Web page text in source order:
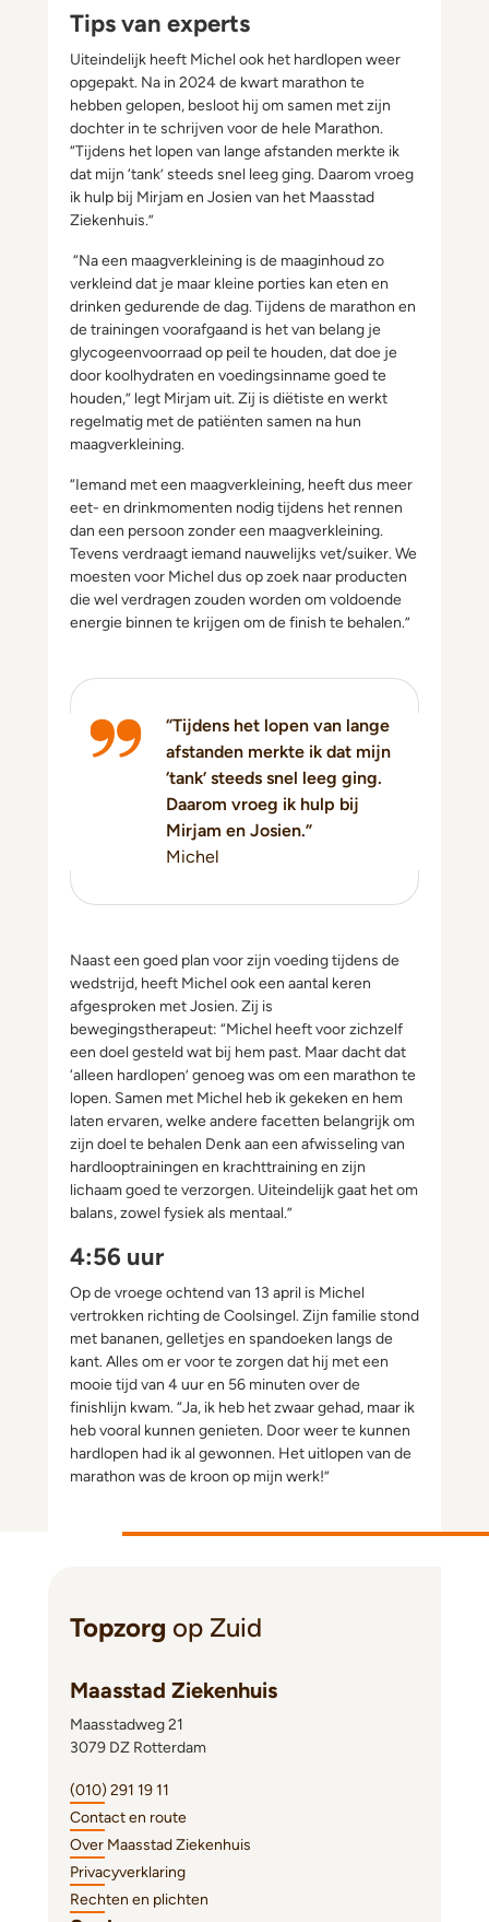
Tips van experts
Uiteindelijk heeft Michel ook het hardlopen weer
opgepakt. Na in 2024 de kwart marathon te
hebben gelopen, besloot hij om samen met zijn
dochter in te schrijven voor de hele Marathon.
“Tijdens het lopen van lange afstanden merkte ik
dat mijn ‘tank’ steeds snel leeg ging. Daarom vroeg
ik hulp bij Mirjam en Josien van het Maasstad
Ziekenhuis.”
“Na een maagverkleining is de maaginhoud zo
verkleind dat je maar kleine porties kan eten en
drinken gedurende de dag. Tijdens de marathon en
de trainingen voorafgaand is het van belang je
glycogeenvoorraad op peil te houden, dat doe je
door koolhydraten en voedingsinname goed te
houden,” legt Mirjam uit. Zij is diëtiste en werkt
regelmatig met de patiënten samen na hun
maagverkleining.
“Iemand met een maagverkleining, heeft dus meer
eet- en drinkmomenten nodig tijdens het rennen
dan een persoon zonder een maagverkleining.
Tevens verdraagt iemand nauwelijks vet/suiker. We
moesten voor Michel dus op zoek naar producten
die wel verdragen zouden worden om voldoende
energie binnen te krijgen om de finish te behalen.”
“Tijdens het lopen van lange
afstanden merkte ik dat mijn
‘tank’ steeds snel leeg ging.
Daarom vroeg ik hulp bij
Mirjam en Josien.”
Michel
Naast een goed plan voor zijn voeding tijdens de
wedstrijd, heeft Michel ook een aantal keren
afgesproken met Josien. Zij is
bewegingstherapeut: “Michel heeft voor zichzelf
een doel gesteld wat bij hem past. Maar dacht dat
‘alleen hardlopen’ genoeg was om een marathon te
lopen. Samen met Michel heb ik gekeken en hem
laten ervaren, welke andere facetten belangrijk om
zijn doel te behalen Denk aan een afwisseling van
hardlooptrainingen en krachttraining en zijn
lichaam goed te verzorgen. Uiteindelijk gaat het om
balans, zowel fysiek als mentaal.”
4:56 uur
Op de vroege ochtend van 13 april is Michel
vertrokken richting de Coolsingel. Zijn familie stond
met bananen, gelletjes en spandoeken langs de
kant. Alles om er voor te zorgen dat hij met een
mooie tijd van 4 uur en 56 minuten over de
finishlijn kwam. “Ja, ik heb het zwaar gehad, maar ik
heb vooral kunnen genieten. Door weer te kunnen
hardlopen had ik al gewonnen. Het uitlopen van de
marathon was de kroon op mijn werk!”
Topzorg op Zuid
Maasstad Ziekenhuis
Maasstadweg 21
3079 DZ Rotterdam
(010) 291 19 11
Contact en route
Over Maasstad Ziekenhuis
Privacyverklaring
Rechten en plichten